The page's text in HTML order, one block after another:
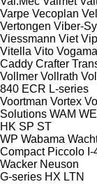
Varpe Vecoplan
Vertongen Viber-
Viessmann Viet
Vitella Vito
Caddy Crafter
Vollmer Vollrath
840 ECR L-series
Voortman Vortex
Solutions WAM
HK SP ST
WP Wabama
Compact Piccolo I-
Wacker Neuson
G-series HX LTN